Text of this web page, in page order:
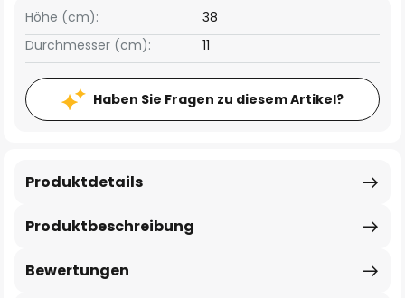
Höhe (cm):
38
Durchmesser (cm):
11
Haben Sie Fragen zu diesem Artikel?
Produktbeschreibung
Produktdetails
Bewertungen